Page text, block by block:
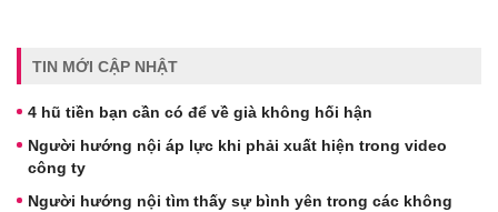
TIN MỚI CẬP NHẬT
4 hũ tiền bạn cần có để về già không hối hận
Người hướng nội áp lực khi phải xuất hiện trong video
công ty
Người hướng nội tìm thấy sự bình yên trong các không